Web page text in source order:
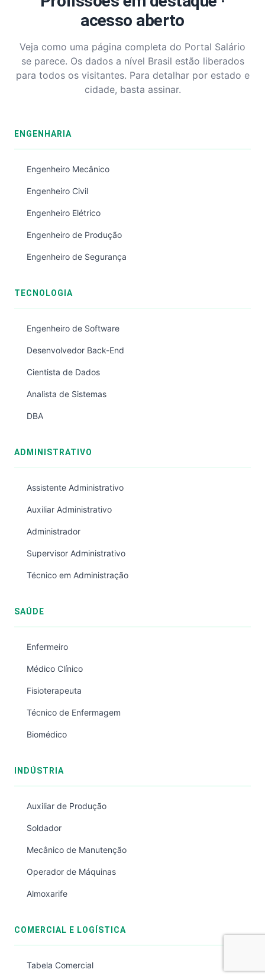
acesso aberto
Veja como uma página completa do Portal Salário
se parece. Os dados a nível Brasil estão liberados
para todos os visitantes. Para detalhar por estado e
cidade, basta assinar.
ENGENHARIA
Engenheiro Mecânico
Engenheiro Civil
Engenheiro Elétrico
Engenheiro de Produção
Engenheiro de Segurança
TECNOLOGIA
Engenheiro de Software
Desenvolvedor Back-End
Cientista de Dados
Analista de Sistemas
DBA
ADMINISTRATIVO
Assistente Administrativo
Auxiliar Administrativo
Administrador
Supervisor Administrativo
Técnico em Administração
SAÚDE
Enfermeiro
Médico Clínico
Fisioterapeuta
Técnico de Enfermagem
Biomédico
INDÚSTRIA
Auxiliar de Produção
Soldador
Mecânico de Manutenção
Operador de Máquinas
Almoxarife
COMERCIAL E LOGÍSTICA
Tabela Comercial